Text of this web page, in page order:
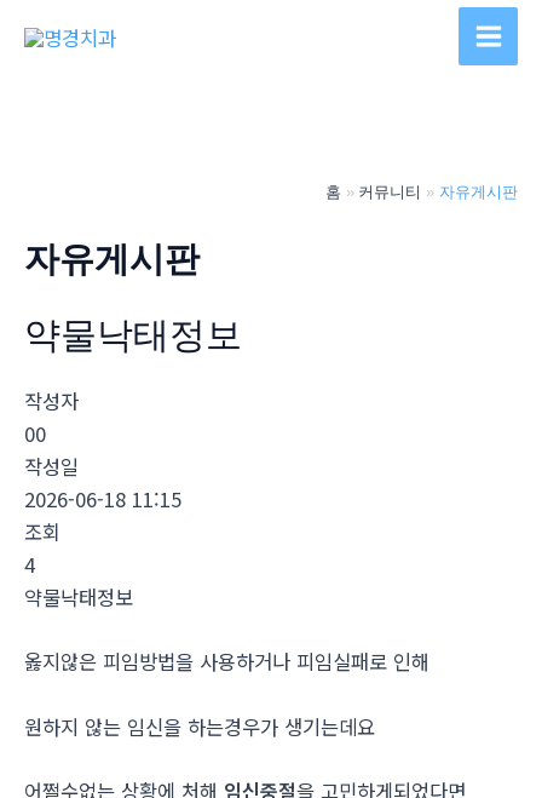
Main
홈 커뮤니티 자유게시판
자유게시판
약물낙­태정보
작성자
00
작성일
2026-06-18 11:15
조회
4
약물낙­태정보
옳지않은 피임방법을 사용하거나 피임실패로 인해
원하지 않는 임신을 하는경우가 생기는데요
어쩔수없는 상황에 처해 임신중절을 고민하게되었다면